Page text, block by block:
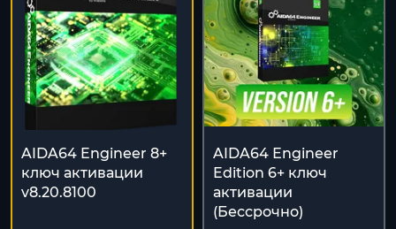
AIDA64 Engineer 8+
ключ активации
v8.20.8100
AIDA64 Еnginееr
Edition 6+ ключ
активации
(Бессрочно)